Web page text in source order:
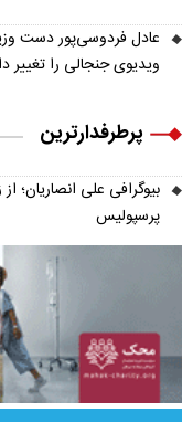
عادل فردوسی‌پور دست
ویدیوی جنجالی را تغییر
پرطرفدارترین
بیوگرافی علی انصاریان؛
پرسپولیس